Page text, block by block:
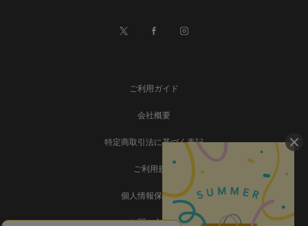
ご利用ガイド
会社概要
特定商取引法に基づく表記
ご利用規約
個人情報保護方針
お問い合わせ